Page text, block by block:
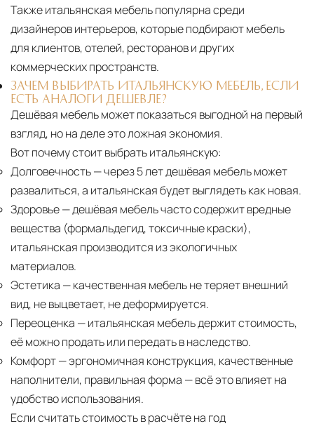
Также итальянская мебель популярна среди
дизайнеров интерьеров, которые подбирают мебель
для клиентов, отелей, ресторанов и других
коммерческих пространств.
ЗАЧЕМ ВЫБИРАТЬ ИТАЛЬЯНСКУЮ МЕБЕЛЬ, ЕСЛИ
ЕСТЬ АНАЛОГИ ДЕШЕВЛЕ?
Дешёвая мебель может показаться выгодной на первый
взгляд, но на деле это ложная экономия.
Вот почему стоит выбрать итальянскую:
Долговечность— через 5 лет дешёвая мебель может
развалиться, а итальянская будет выглядеть как новая.
Здоровье— дешёвая мебель часто содержит вредные
вещества (формальдегид, токсичные краски),
итальянская производится из экологичных
материалов.
Эстетика — качественная мебель не теряет внешний
вид, не выцветает, не деформируется.
Переоценка — итальянская мебель держит стоимость,
её можно продать или передать в наследство.
Комфорт— эргономичная конструкция, качественные
наполнители, правильная форма — всё это влияет на
удобство использования.
Если считать стоимость в расчёте на год